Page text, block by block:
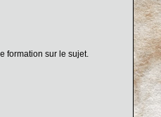
formation sur le sujet.